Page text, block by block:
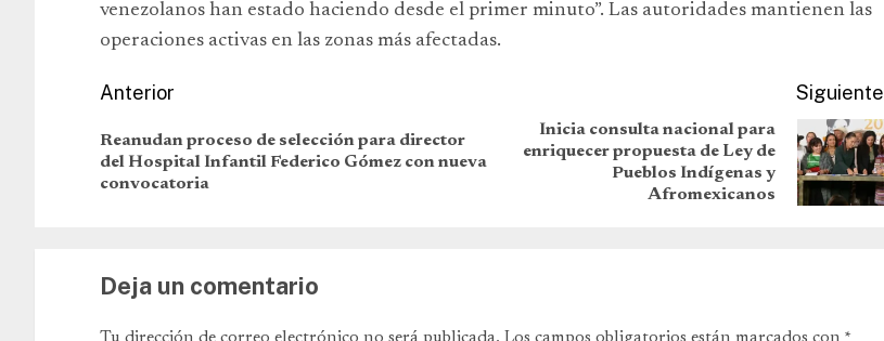
venezolanos han estado haciendo desde el primer minuto”. Las autoridades mantienen las
operaciones activas en las zonas más afectadas.
Anterior
Reanudan proceso de selección para director
del Hospital Infantil Federico Gómez con nueva
convocatoria
Siguiente
Inicia consulta nacional para
enriquecer propuesta de Ley de
Pueblos Indígenas y
Afromexicanos
Deja un comentario